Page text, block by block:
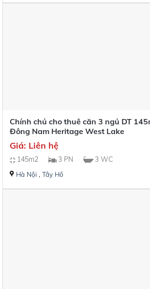
Chính chủ cho thuê căn 3 ngủ DT
Đông Nam Heritage West Lake
Giá: Liên hệ
145m2 3 PN 3 WC
Hà Nội, Tây Hồ